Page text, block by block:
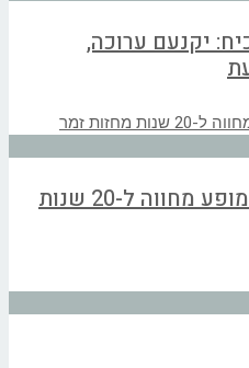
יקנעם ערוכה,
קיץ של תרבות ביקנעם – מופע מחווה ל-20 שנות